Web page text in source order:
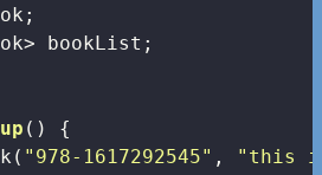
bookList;
()
{
"978-1617292545" , "this